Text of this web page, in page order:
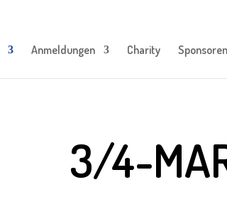
Anmeldungen Charity Sponsoren
3/4-